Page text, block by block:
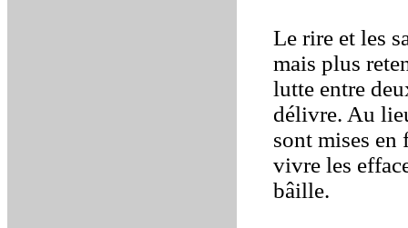
Le rire et les
mais plus
lutte entre
délivre. Au
sont mises en
vivre les
bâille.